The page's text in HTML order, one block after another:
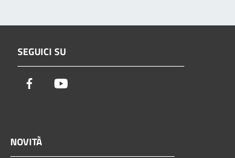
SEGUICI SU
Facebook
NOVITÀ